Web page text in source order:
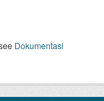
Dokumentasi